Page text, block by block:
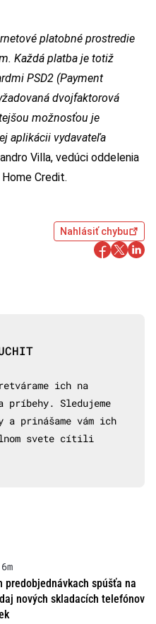
platobné prostredie
Každá platba je totiž
PSD2 (Payment
dvojfaktorová
možnosťou je
aplikácii vydavateľa
Villa, vedúci oddelenia
Credit.
Nahlásiť chybu
ich na
príbehy. Sledujeme
prinášame vám ich
svete cítili
6m
predobjednávkach spúšťa na
nových skladacích telefónov